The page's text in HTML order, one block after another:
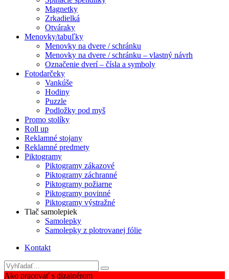
Magnetky
Zrkadielká
Otváraky
Menovky/tabuľky
Menovky na dvere / schránku
Menovky na dvere / schránku – vlastný návrh
Označenie dverí – čísla a symboly
Fotodarčeky
Vankúše
Hodiny
Puzzle
Podložky pod myš
Promo stolíky
Roll up
Reklamné stojany
Reklamné predmety
Piktogramy
Piktogramy zákazové
Piktogramy záchranné
Piktogramy požiarne
Piktogramy povinné
Piktogramy výstražné
Tlač samolepiek
Samolepky
Samolepky z plotrovanej fólie
Kontakt
Ako pracovať s dizajnérom